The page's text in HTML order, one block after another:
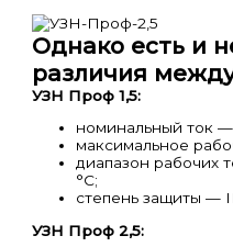
Однако есть и
различия
УЗН Проф 1,5:
номинальный ток —
максимальное
диапазон рабочих
°C;
степень защиты —
УЗН Проф 2,5: